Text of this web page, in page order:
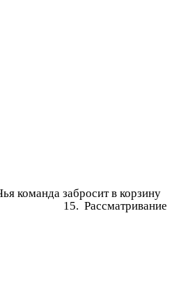
команда забросит в корзину
15. Рассматривание